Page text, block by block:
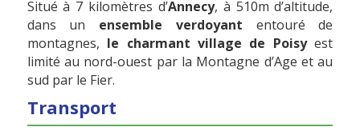
Situé à 7 kilomètres d’Annecy, à 510m d’altitude,
dans un ensemble verdoyant entouré de
montagnes, le charmant village de Poisyest
limité au nord-ouest par la Montagne d’Age et au
sud par le Fier.
Transport